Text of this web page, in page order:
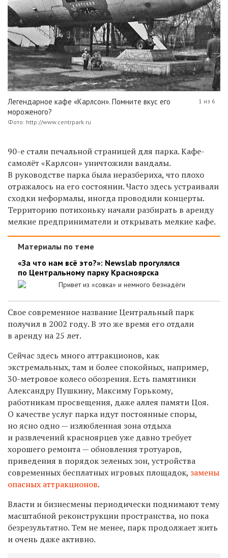
Легендарное кафе «Карлсон». Помните вкус его
мороженого?
Фото: http://www.centrpark.ru
1 из 6
90-е стали печальной страницей для парка. Кафе-
самолёт «Карлсон» уничтожили вандалы.
В руководстве парка была неразбериха, что плохо
отражалось на его состоянии. Часто здесь устраивали
сходки неформалы, иногда проводили концерты.
Территорию потихоньку начали разбирать в аренду
мелкие предприниматели и открывать мелкие кафе.
Материалы по теме
«За что нам всё это?»: Newslab прогулялся
по Центральному парку Красноярска
Привет из «совка» и немного безнадёги
Свое современное название Центральный парк
получил в 2002 году. В это же время его отдали
в аренду на 25 лет.
Сейчас здесь много аттракционов, как
экстремальных, там и более спокойных, например,
30-метровое колесо обозрения. Есть памятники
Александру Пушкину, Максиму Горькому,
работникам просвещения, даже аллея памяти Цоя.
О качестве услуг парка идут постоянные споры,
но ясно одно — излюбленная зона отдыха
и развлечений красноярцев уже давно требует
хорошего ремонта — обновления тротуаров,
приведения в порядок зеленых зон, устройства
современных бесплатных игровых площадок, замены
опасных аттракционов.
Власти и бизнесмены периодически поднимают тему
масштабной реконструкции пространства, но пока
безрезультатно. Тем не менее, парк продолжает жить
и очень даже активно.